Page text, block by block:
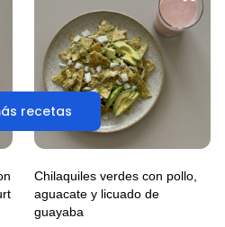
recetas
Chilaquiles verdes con pollo,
aguacate y licuado de
guayaba